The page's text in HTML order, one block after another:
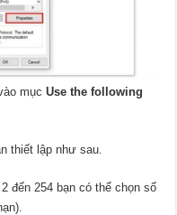
mụcUse the following
thiết lập như sau.
đến 254 bạn có thể chọn số